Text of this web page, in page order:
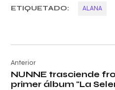
ETIQUETADO: ALANA
de
entradas
Anterior
NUNNE trasciende
primer álbum "La